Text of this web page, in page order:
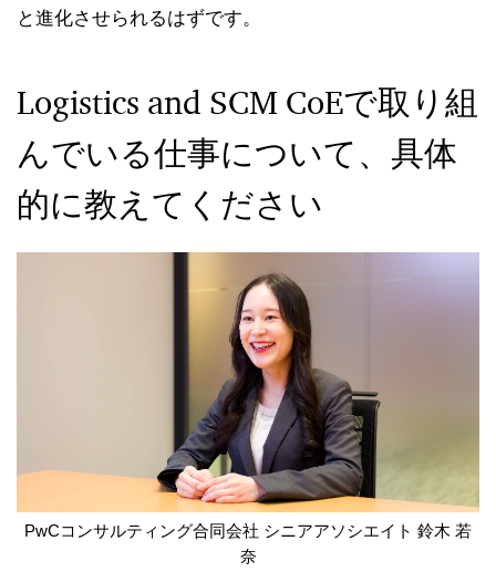
と進化させられるはずです。
Logistics and SCM CoEで取り組
んでいる仕事について、具体
的に教えてください
PwCコンサルティング合同会社 シニアアソシエイト 鈴木 若
奈